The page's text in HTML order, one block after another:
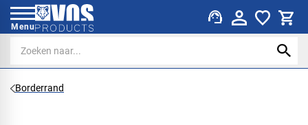
Menu support_agent
Borderrand